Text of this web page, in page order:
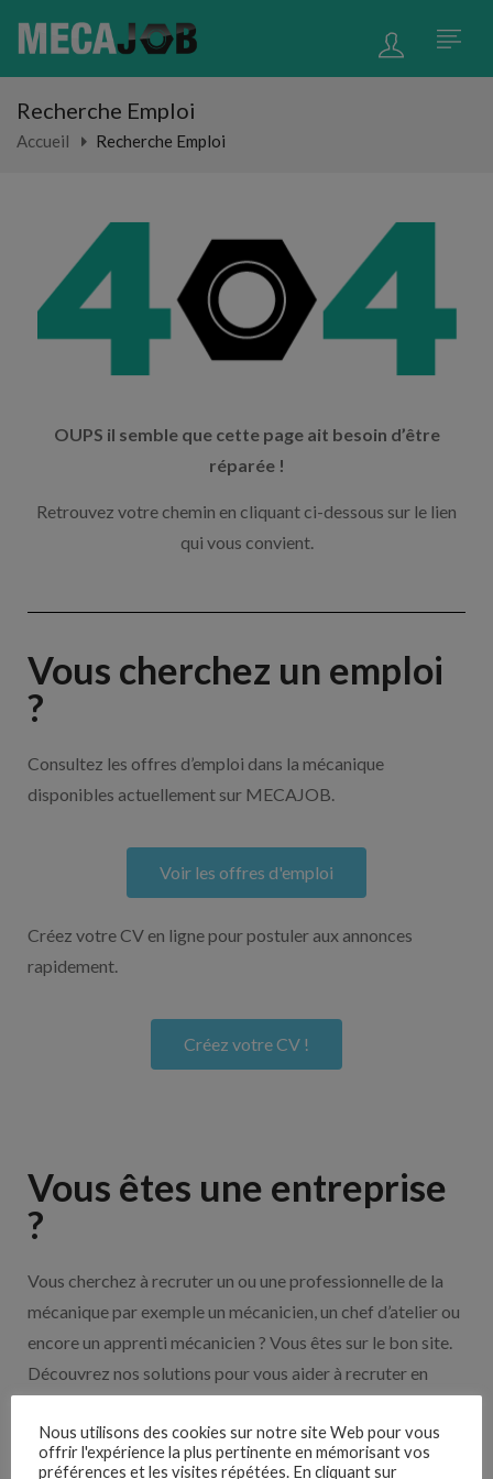
Recherche Emploi
Accueil Recherche Emploi
OUPS il semble que cette page ait besoin d’être
réparée !
Retrouvez votre chemin en cliquant ci-dessous sur le lien
qui vous convient.
Vous cherchez un emploi
?
Consultez les offres d’emploi dans la mécanique
disponibles actuellement sur MECAJOB.
Voir les offres d'emploi
Créez votre CV en ligne pour postuler aux annonces
rapidement.
Créez votre CV !
Vous êtes une entreprise
?
Vous cherchez à recruter un ou une professionnelle de la
mécanique par exemple un mécanicien, un chef d’atelier ou
encore un apprenti mécanicien ? Vous êtes sur le bon site.
Découvrez nos solutions pour vous aider à recruter en
Nous utilisons des cookies sur notre site Web pour vous
offrir l'expérience la plus pertinente en mémorisant vos
préférences et les visites répétées. En cliquant sur